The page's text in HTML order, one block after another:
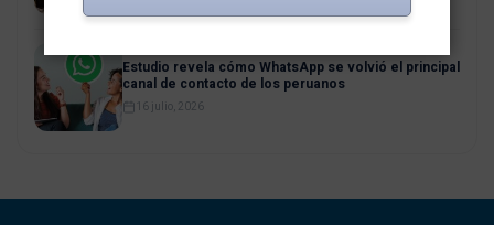
Estudio revela cómo WhatsApp se volvió el principal
canal de contacto de los peruanos
16 julio, 2026